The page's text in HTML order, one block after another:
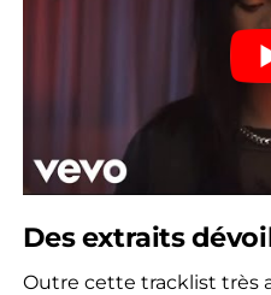
Des extraits
Outre cette tracklist très